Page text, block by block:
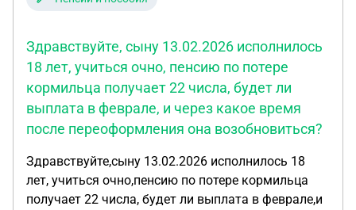
Здравствуйте, сыну 13.02.2026 исполнилось
18 лет, учиться очно, пенсию по потере
кормильца получает 22 числа, будет ли
выплата в феврале, и через какое время
после переоформления она возобновиться?
Здравствуйте,сыну 13.02.2026 исполнилось 18
лет, учиться очно,пенсию по потере кормильца
получает 22 числа, будет ли выплата в феврале,и